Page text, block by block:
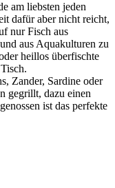
am liebsten jeden
dafür aber nicht reicht,
nur Fisch aus
aus Aquakulturen zu
heillos überfischte
Zander, Sardine oder
gegrillt, dazu einen
ist das perfekte